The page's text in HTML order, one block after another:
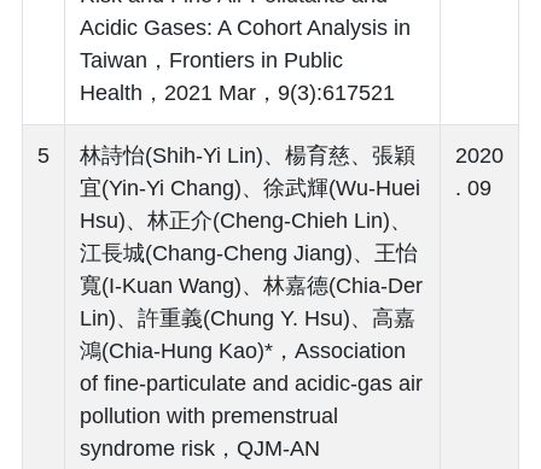
Acidic Gases: A Cohort Analysis in
Taiwan，Frontiers in Public
Health，2021 Mar，9(3):617521
5
林詩怡(Shih-Yi Lin)、楊育慈、張穎
宜(Yin-Yi Chang)、徐武輝(Wu-Huei
Hsu)、林正介(Cheng-Chieh Lin)、
江長城(Chang-Cheng Jiang)、王怡
寬(I-Kuan Wang)、林嘉德(Chia-Der
Lin)、許重義(Chung Y. Hsu)、高嘉
鴻(Chia-Hung Kao)*，Association
of fine-particulate and acidic-gas air
pollution with premenstrual
syndrome risk，QJM-AN
2020
. 09